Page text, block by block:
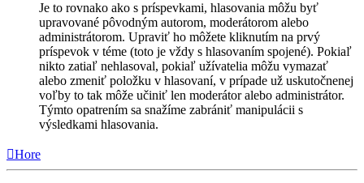
Je to rovnako ako s príspevkami, hlasovania môžu byť
upravované pôvodným autorom, moderátorom alebo
administrátorom. Upraviť ho môžete kliknutím na prvý
príspevok v téme (toto je vždy s hlasovaním spojené). Pokiaľ
nikto zatiaľ nehlasoval, pokiaľ užívatelia môžu vymazať
alebo zmeniť položku v hlasovaní, v prípade už uskutočnenej
voľby to tak môže učiniť len moderátor alebo administrátor.
Týmto opatrením sa snažíme zabrániť manipulácii s
výsledkami hlasovania.
Hore